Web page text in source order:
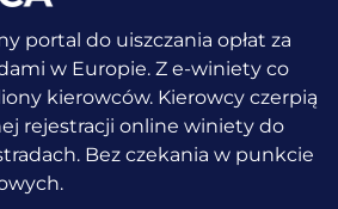
portal do uiszczania opłat za
w Europie. Z e-winiety co
kierowców. Kierowcy czerpią
rejestracji online winiety do
Bez czekania w punkcie